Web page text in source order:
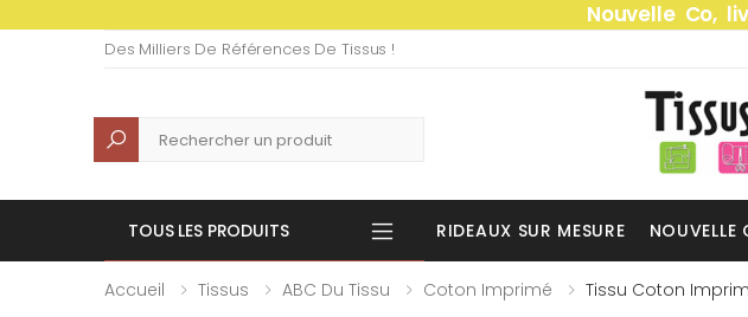
Nouvelle Co,
Des Milliers De Références De Tissus !
Recherche
TOUS LES PRODUITS RIDEAUX SUR MESURE NOUVELLE
Accueil Tissus ABC Du Tissu Coton Imprimé Tissu Coton